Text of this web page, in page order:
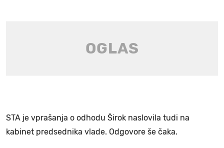
STA je vprašanja o odhodu Širok naslovila tudi na
kabinet predsednika vlade. Odgovore še čaka.